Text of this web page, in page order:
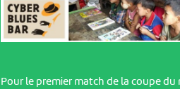
Pour le premier match de la coupe